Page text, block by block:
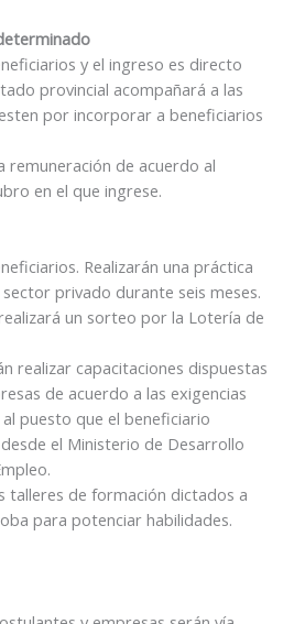
y el ingreso es directo
provincial acompañará a las
por incorporar a beneficiarios
remuneración de acuerdo al
en el que ingrese.
Realizarán una práctica
privado durante seis meses.
un sorteo por la Lotería de
realizar capacitaciones dispuestas
de acuerdo a las exigencias
puesto que el beneficiario
el Ministerio de Desarrollo
talleres de formación dictados a
para potenciar habilidades.